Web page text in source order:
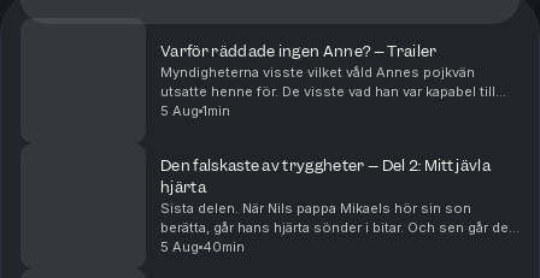
Varför räddade ingen Anne? – Trailer
Myndigheterna visste vilket våld Annes pojkvän
utsatte henne för. De visste vad han var kapabel till
och de visste om hennes och anhörigas rädsla. Men
5 Aug 1min
Den falskaste av tryggheter – Del 2: Mitt jävla
hjärta
Sista delen. När Nils pappa Mikaels hör sin son
berätta, går hans hjärta sönder i bitar. Och sen går det
fort. Polisen hittar totalt nio pojkar som Nils förra
5 Aug 40min